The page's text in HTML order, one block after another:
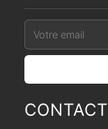
CONTACT